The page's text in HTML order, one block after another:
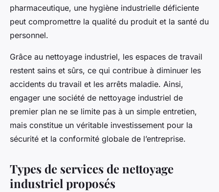
pharmaceutique, une hygiène industrielle déficiente
peut compromettre la qualité du produit et la santé du
personnel.
Grâce au nettoyage industriel, les espaces de travail
restent sains et sûrs, ce qui contribue à diminuer les
accidents du travail et les arrêts maladie. Ainsi,
engager une société de nettoyage industriel de
premier plan ne se limite pas à un simple entretien,
mais constitue un véritable investissement pour la
sécurité et la conformité globale de l’entreprise.
Types de services de nettoyage
industriel proposés